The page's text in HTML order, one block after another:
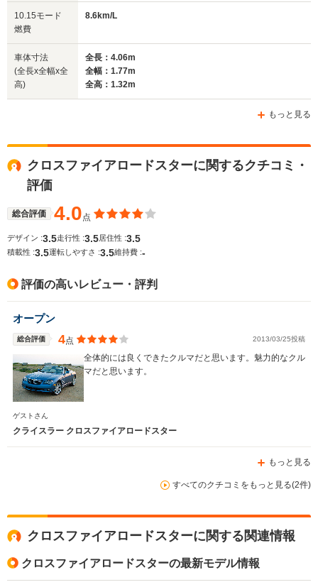
サイズ
(全長x全幅x全高)
WLTCモード
燃費
排気量
駆動方式
1.75m
2501cc
10.15モード
燃費
8.6km/L
車体寸法
(全長x全幅x全
高)
全長：4.06m
全幅：1.77m
全高：1.32m
もっと見る
クロスファイアロードスターに関するクチコミ・
評価
総合評価 4.0点
デザイン :3.5走行性 :3.5 居住性 :3.5
積載性 :3.5運転しやすさ :3.5維持費 :-
評価の高いレビュー・評判
オープン
総合評価 4点 2013/03/25投稿
全体的には良くできたクルマだと思います。魅力的なクル
マだと思います。
ゲストさん
クライスラー クロスファイアロードスター
もっと見る
すべてのクチコミをもっと見る(2件)
クロスファイアロードスターに関する関連情報
クロスファイアロードスターの最新モデル情報